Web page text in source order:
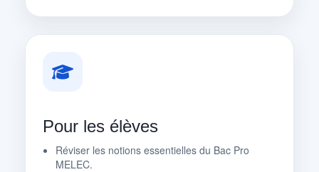
Pour les élèves
Réviser les notions essentielles du Bac Pro
MELEC.